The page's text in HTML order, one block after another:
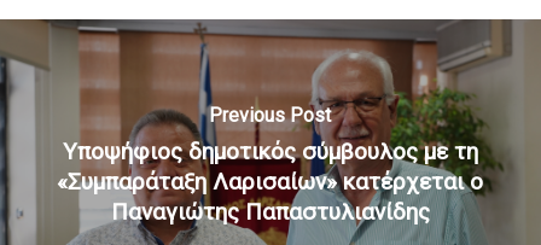
Previous Post
Υποψήφιος δημοτικός σύμβουλος με τη
«Συμπαράταξη Λαρισαίων» κατέρχεται ο
Παναγιώτης Παπαστυλιανίδης